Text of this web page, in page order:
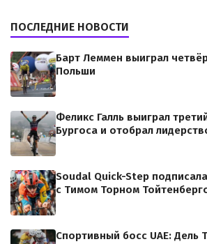
ПОСЛЕДНИЕ НОВОСТИ
Барт Леммен выиграл
Польши
Феликс Галль выиграл
Бургоса и отобрал
Soudal Quick-Step
с Тимом Торном
Спортивный босс UAE: Дель